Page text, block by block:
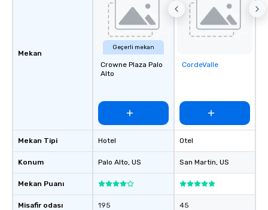
Mekan
Mekan Tipi
Konum
Mekan Puanı
Misafir odası
Geçerli mekan
Crowne Plaza Palo
Alto
Hotel
Palo Alto, US
195
Removed from
CordeValle
Otel
San Martin, US
45